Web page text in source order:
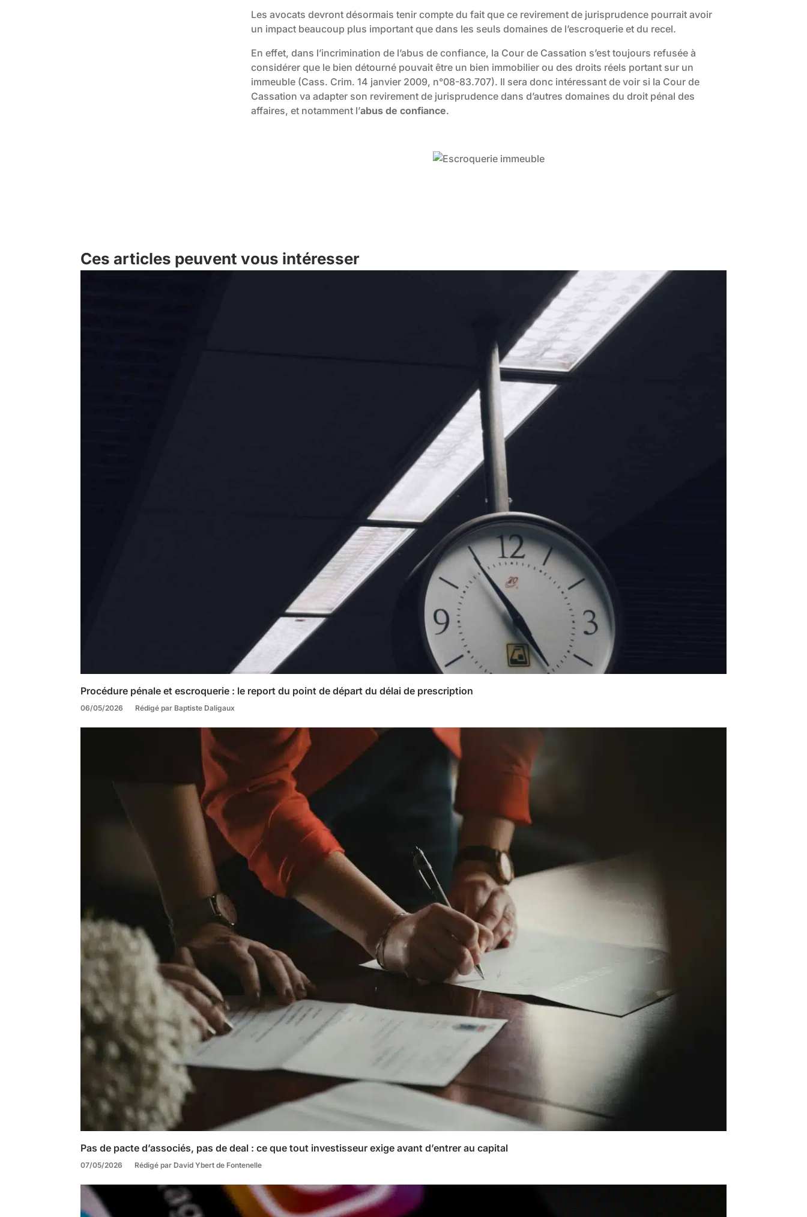
Les avocats devront désormais tenir compte du fait que ce revirement de jurisprudence pourrait avoir
un impact beaucoup plus important que dans les seuls domaines de l’escroquerie et du recel.
En effet, dans l’incrimination de l’abus de confiance, la Cour de Cassation s’est toujours refusée à
considérer que le bien détourné pouvait être un bien immobilier ou des droits réels portant sur un
immeuble (Cass. Crim. 14 janvier 2009, n°08-83.707). Il sera donc intéressant de voir si la Cour de
Cassation va adapter son revirement de jurisprudence dans d’autres domaines du droit pénal des
affaires, et notamment l’abus de confiance.
Ces articles peuvent vous intéresser
Pas de pacte d’associés, pas de deal : ce que tout investisseur exige avant d’entrer au capital
07/05/2026 Rédigé par David Ybert de Fontenelle
Procédure pénale et escroquerie : le report du point de départ du délai de prescription
06/05/2026 Rédigé par Baptiste Daligaux